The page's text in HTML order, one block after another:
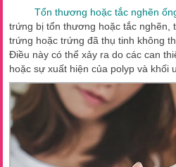
Tổn thương hoặc tắc nghẽn
trứng bị tổn thương hoặc tắc nghẽn,
trứng hoặc trứng đã thụ tinh không
Điều này có thể xảy ra do các can
hoặc sự xuất hiện của polyp và khối